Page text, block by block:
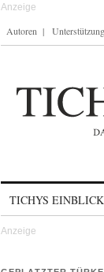
Autoren Unterstützung
TICHYS EINBLICK